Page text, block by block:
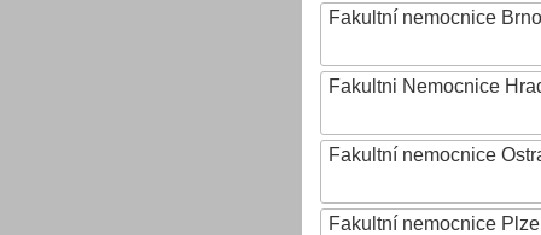
Fakultní nemocnice Brno
Fakultni Nemocnice
Fakultní nemocnice
Fakultní nemocnice